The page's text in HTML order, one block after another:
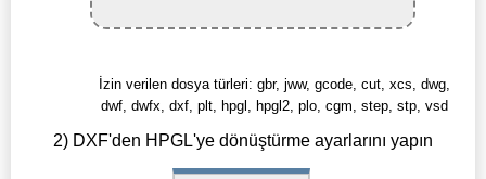
İzin verilen dosya türleri: gbr, jww, gcode, cut, xcs, dwg,
dwf, dwfx, dxf, plt, hpgl, hpgl2, plo, cgm, step, stp, vsd
2) DXF'den HPGL'ye dönüştürme ayarlarını yapın